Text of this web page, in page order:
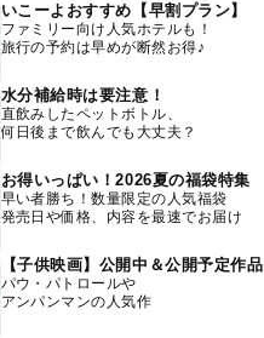
いこーよおすすめ【早割プラン】
ファミリー向け人気ホテルも！
旅行の予約は早めが断然お得♪
水分補給時は要注意！
直飲みしたペットボトル、
何日後まで飲んでも大丈夫？
お得いっぱい！2026夏の福袋特集
早い者勝ち！数量限定の人気福袋
発売日や価格、内容を最速でお届け
【子供映画】公開中＆公開予定作品
パウ・パトロールや
アンパンマンの人気作